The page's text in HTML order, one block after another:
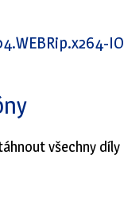
všechny díly